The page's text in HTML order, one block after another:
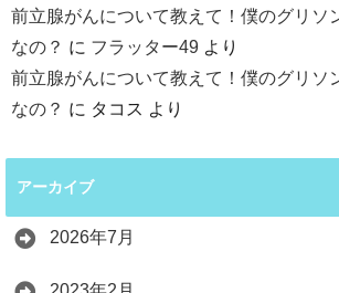
前立腺がんについて教えて！僕のグリソ
なの？ に フラッター49 より
前立腺がんについて教えて！僕のグリソ
なの？ に タコス より
アーカイブ
2026年7月